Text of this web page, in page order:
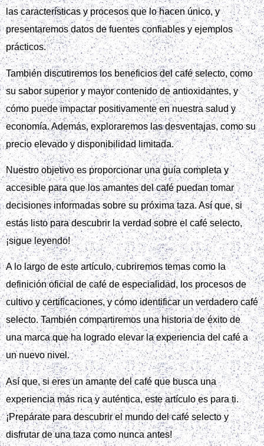
las características y procesos que lo hacen único, y
presentaremos datos de fuentes confiables y ejemplos
prácticos.
También discutiremos los beneficios del café selecto, como
su sabor superior y mayor contenido de antioxidantes, y
cómo puede impactar positivamente en nuestra salud y
economía. Además, exploraremos las desventajas, como su
precio elevado y disponibilidad limitada.
Nuestro objetivo es proporcionar una guía completa y
accesible para que los amantes del café puedan tomar
decisiones informadas sobre su próxima taza. Así que, si
estás listo para descubrir la verdad sobre el café selecto,
¡sigue leyendo!
A lo largo de este artículo, cubriremos temas como la
definición oficial de café de especialidad, los procesos de
cultivo y certificaciones, y cómo identificar un verdadero café
selecto. También compartiremos una historia de éxito de
una marca que ha logrado elevar la experiencia del café a
un nuevo nivel.
Así que, si eres un amante del café que busca una
experiencia más rica y auténtica, este artículo es para ti.
¡Prepárate para descubrir el mundo del café selecto y
disfrutar de una taza como nunca antes!